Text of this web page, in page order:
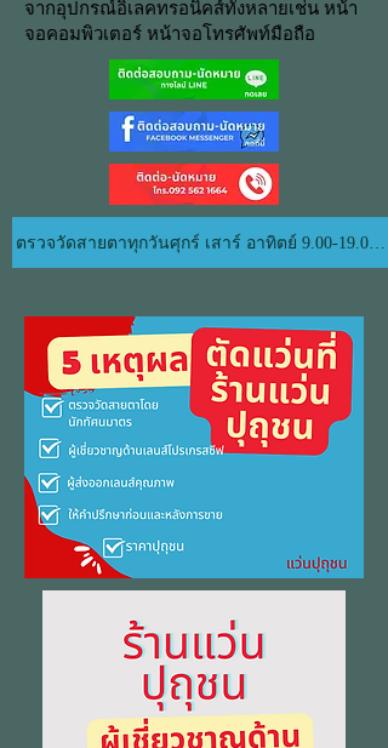
จากอุปกรณ์อิเลคทรอนิคส์ทั้งหลายเช่น หน้า
จอคอมพิวเตอร์ หน้าจอโทรศัพท์มือถือ
ตรวจวัดสายตาทุกวันศุกร์ เสาร์ อาทิตย์ 9.00-19.00 น.